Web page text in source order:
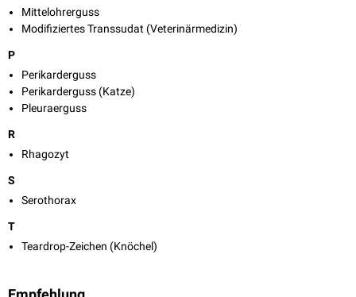
Mittelohrerguss
Modifiziertes Transsudat (Veterinärmedizin)
P
Perikarderguss
Perikarderguss (Katze)
Pleuraerguss
R
Rhagozyt
S
Serothorax
T
Teardrop-Zeichen (Knöchel)